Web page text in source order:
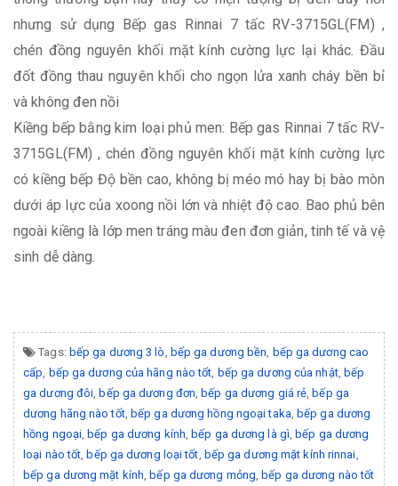
nhưng sử dụng Bếp gas Rinnai 7 tấc RV-3715GL(FM) ,
chén đồng nguyên khối mặt kính cường lực lại khác. Đầu
đốt đồng thau nguyên khối cho ngọn lửa xanh cháy bền bỉ
và không đen nồi
Kiềng bếp bằng kim loại phủ men: Bếp gas Rinnai 7 tấc RV-
3715GL(FM) , chén đồng nguyên khối mặt kính cường lực
có kiềng bếp Độ bền cao, không bị méo mó hay bị bào mòn
dưới áp lực của xoong nồi lớn và nhiệt độ cao. Bao phủ bên
ngoài kiềng là lớp men tráng màu đen đơn giản, tinh tế và vệ
sinh dễ dàng.
Tags: bếp ga dương 3 lò bếp ga dương bền bếp ga dương cao
cấp bếp ga dương của hãng nào tốt bếp ga dương của nhật, bếp
ga dương đôi ,bếp ga dương đơn ,bếp ga dương giá rẻ ,bếp ga
dương hãng nào tốt,bếp ga dương hồng ngoại taka ,bếp ga dương
hồng ngoại ,bếp ga dương kính ,bếp ga dương là gì ,bếp ga dương
loại nào tốt ,bếp ga dương loại tốt bếp ga dương mặt kính rinnai
bếp ga dương mặt kính ,bếp ga dương mỏng ,bếp ga dương nào tốt